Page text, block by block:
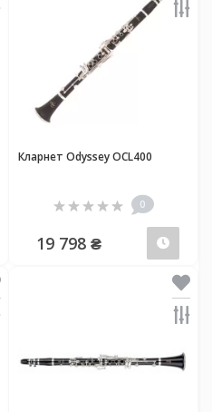
Передзамовлення
Кларнет Odyssey OCL400
0
19 798 ₴